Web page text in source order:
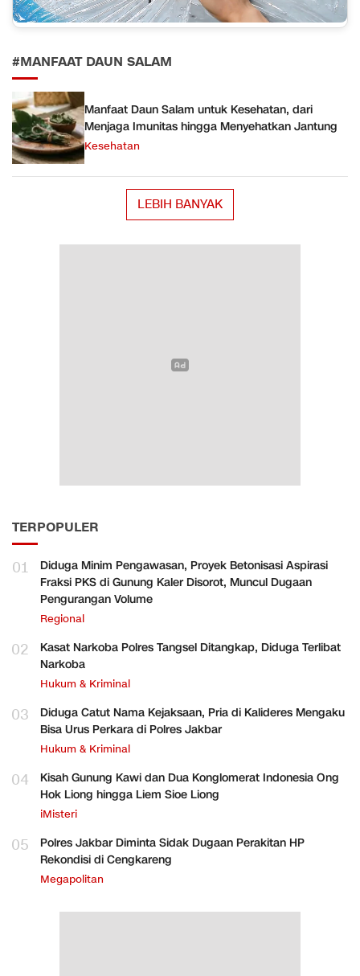
#MANFAAT DAUN SALAM
Manfaat Daun Salam untuk Kesehatan, dari
Menjaga Imunitas hingga Menyehatkan Jantung
Kesehatan
LEBIH BANYAK
TERPOPULER
01
Diduga Minim Pengawasan, Proyek Betonisasi Aspirasi
Fraksi PKS di Gunung Kaler Disorot, Muncul Dugaan
Pengurangan Volume
Regional
02
Kasat Narkoba Polres Tangsel Ditangkap, Diduga Terlibat
Narkoba
Hukum & Kriminal
03
Diduga Catut Nama Kejaksaan, Pria di Kalideres Mengaku
Bisa Urus Perkara di Polres Jakbar
Hukum & Kriminal
04
Kisah Gunung Kawi dan Dua Konglomerat Indonesia Ong
Hok Liong hingga Liem Sioe Liong
iMisteri
05
Polres Jakbar Diminta Sidak Dugaan Perakitan HP
Rekondisi di Cengkareng
Megapolitan